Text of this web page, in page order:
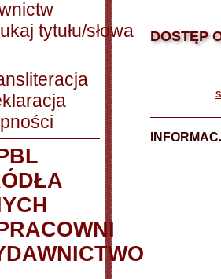
tytułu/słowa
DOSTĘP
|